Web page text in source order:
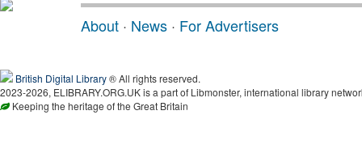
About · News · For Advertisers
British Digital Library® All rights reserved.
2023-2026, ELIBRARY.ORG.UK is a part of Libmonster, international library
Keeping the heritage of the Great Britain